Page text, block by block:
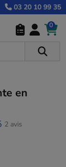
03 20 10 99 35
0
en
2 avis